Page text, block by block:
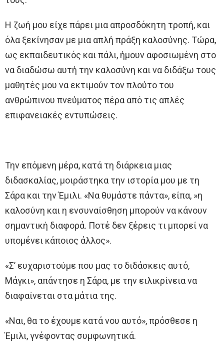
Η ζωή μου είχε πάρει μια απροσδόκητη τροπή, και
όλα ξεκίνησαν με μια απλή πράξη καλοσύνης. Τώρα,
ως εκπαιδευτικός και πάλι, ήμουν αφοσιωμένη στο
να διαδώσω αυτή την καλοσύνη και να διδάξω τους
μαθητές μου να εκτιμούν τον πλούτο του
ανθρώπινου πνεύματος πέρα από τις απλές
επιφανειακές εντυπώσεις.
Την επόμενη μέρα, κατά τη διάρκεια μιας
διδασκαλίας, μοιράστηκα την ιστορία μου με τη
Σάρα και την Έμιλι. «Να θυμάστε πάντα», είπα, »η
καλοσύνη και η ενσυναίσθηση μπορούν να κάνουν
σημαντική διαφορά. Ποτέ δεν ξέρεις τι μπορεί να
υπομένει κάποιος άλλος».
«Σ’ ευχαριστούμε που μας το διδάσκεις αυτό,
Μάγκι», απάντησε η Σάρα, με την ειλικρίνεια να
διαφαίνεται στα μάτια της.
«Ναι, θα το έχουμε κατά νου αυτό», πρόσθεσε η
Έμιλι, γνέφοντας συμφωνητικά.